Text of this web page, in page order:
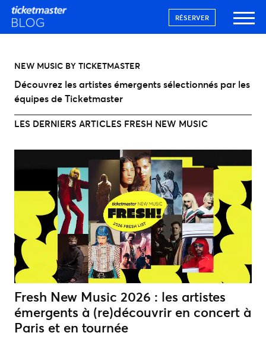
RÉSERVER
NEW MUSIC BY TICKETMASTER
Découvrez les artistes émergents sélectionnés par les
équipes de Ticketmaster
LES DERNIERS ARTICLES FRESH NEW MUSIC
Fresh New Music 2026 : les artistes
émergents à (re)découvrir en concert à
Paris et en tournée